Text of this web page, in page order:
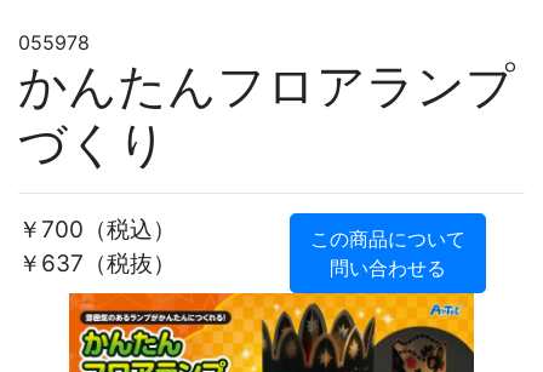
055978
かんたんフロアランプ
づくり
￥700 （税込）
￥637（税抜）
この商品について
問い合わせる